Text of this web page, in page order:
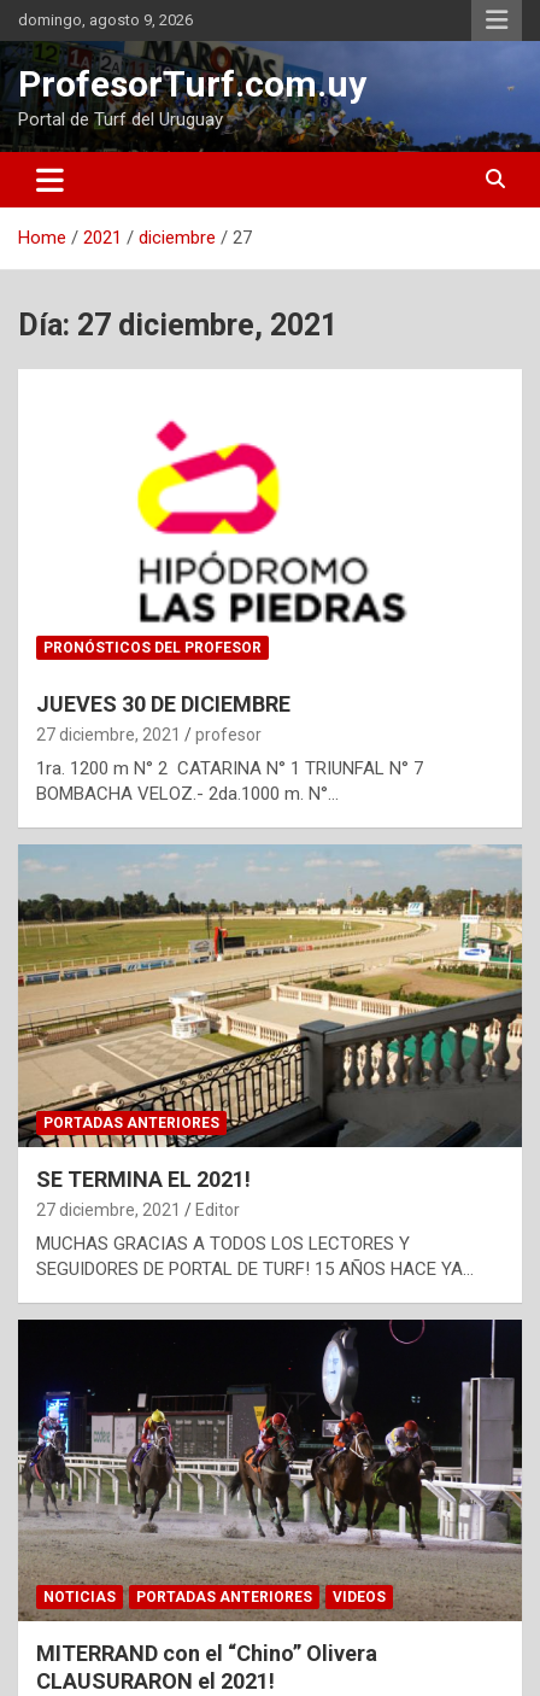
Skip
to
content
domingo, agosto 9, 2026
ProfesorTurf.com.uy
Portal de Turf del Uruguay
Home 2021 diciembre 27
Día: 27 diciembre, 2021
PRONÓSTICOS DEL PROFESOR
JUEVES 30 DE DICIEMBRE
27 diciembre, 2021 profesor
1ra. 1200 m N° 2 CATARINA N° 1 TRIUNFAL N° 7
BOMBACHA VELOZ.- 2da.1000 m. N°…
PORTADAS ANTERIORES
SE TERMINA EL 2021!
27 diciembre, 2021 Editor
MUCHAS GRACIAS A TODOS LOS LECTORES Y
SEGUIDORES DE PORTAL DE TURF! 15 AÑOS HACE YA…
NOTICIAS PORTADAS ANTERIORES VIDEOS
MITERRAND con el “Chino” Olivera
CLAUSURARON el 2021!